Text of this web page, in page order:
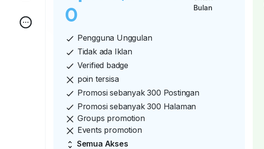
0
Bulan
Pengguna Unggulan
Tidak ada Iklan
Verified badge
poin tersisa
Promosi sebanyak 300 Postingan
Promosi sebanyak 300 Halaman
Groups promotion
Events promotion
Semua Akses